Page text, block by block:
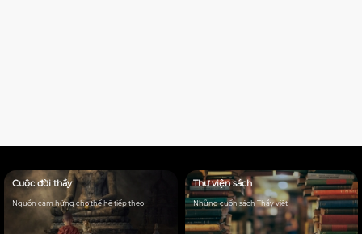
Cuộc đời thầy
Nguồn cảm hứng cho thế hệ tiếp theo
Thư viện sách
Những cuốn sách Thầy viêt